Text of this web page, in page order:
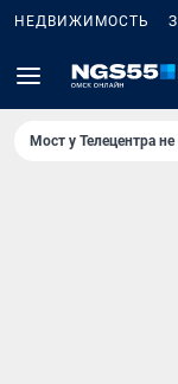
НЕДВИЖИМОСТЬ
Мост у Телецентра